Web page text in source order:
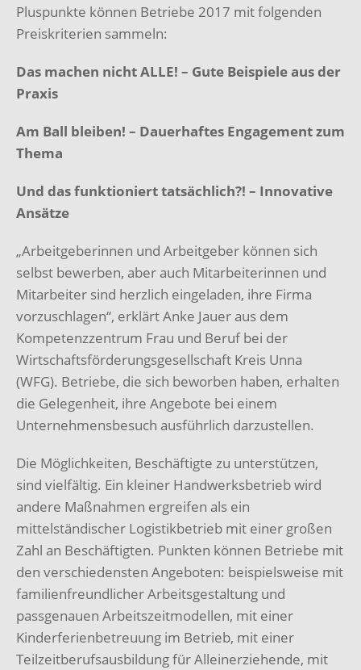
Pluspunkte können Betriebe 2017 mit folgenden
Preiskriterien sammeln:
Das machen nicht ALLE! – Gute Beispiele aus der
Praxis
Am Ball bleiben! – Dauerhaftes Engagement zum
Thema
Und das funktioniert tatsächlich?! – Innovative
Ansätze
„Arbeitgeberinnen und Arbeitgeber können sich
selbst bewerben, aber auch Mitarbeiterinnen und
Mitarbeiter sind herzlich eingeladen, ihre Firma
vorzuschlagen“, erklärt Anke Jauer aus dem
Kompetenzzentrum Frau und Beruf bei der
Wirtschaftsförderungsgesellschaft Kreis Unna
(WFG). Betriebe, die sich beworben haben, erhalten
die Gelegenheit, ihre Angebote bei einem
Unternehmensbesuch ausführlich darzustellen.
Die Möglichkeiten, Beschäftigte zu unterstützen,
sind vielfältig. Ein kleiner Handwerksbetrieb wird
andere Maßnahmen ergreifen als ein
mittelständischer Logistikbetrieb mit einer großen
Zahl an Beschäftigten. Punkten können Betriebe mit
den verschiedensten Angeboten: beispielsweise mit
familienfreundlicher Arbeitsgestaltung und
passgenauen Arbeitszeitmodellen, mit einer
Kinderferienbetreuung im Betrieb, mit einer
Teilzeitberufsausbildung für Alleinerziehende, mit